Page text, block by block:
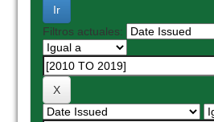
Filtros actuales: